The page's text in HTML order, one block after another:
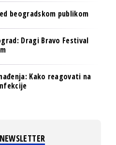
beogradskom publikom
Dragi Bravo Festival
Kako reagovati na